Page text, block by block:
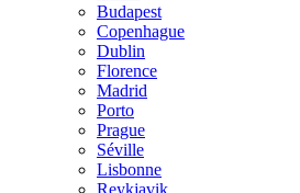
Budapest
Copenhague
Dublin
Florence
Madrid
Porto
Prague
Séville
Lisbonne
Reykjavik